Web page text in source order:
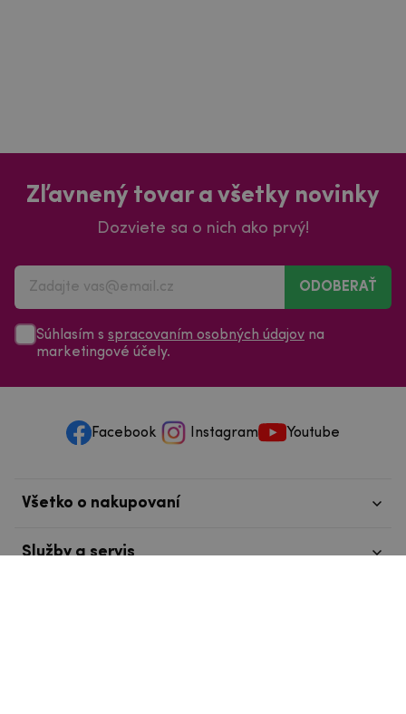
Zľavnený tovar a všetky novinky
Dozviete sa o nich ako prvý!
ODOBERAŤ
Súhlasím s spracovaním osobných údajov na
marketingové účely.
Facebook Instagram Youtube
Všetko o nakupovaní
Služby a servis